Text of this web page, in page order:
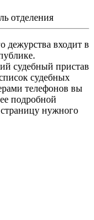
отделения
дежурства входит в
судебный пристав
судебных
телефонов вы
подробной
нужного